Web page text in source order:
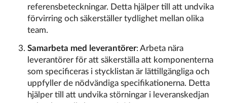
referensbeteckningar. Detta hjälper till att undvika
förvirring och säkerställer tydlighet mellan olika
team.
Samarbeta med leverantörer: Arbeta nära
leverantörer för att säkerställa att komponenterna
som specificeras i stycklistan är lättillgängliga och
uppfyller de nödvändiga specifikationerna. Detta
hjälper till att undvika störningar i leveranskedjan